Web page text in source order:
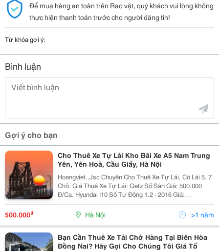
Để mua hàng an toàn trên Rao vặt, quý khách vui lòng không
thực hiện thanh toán trước cho người đăng tin!
Từ khóa gợi ý:
Bình luận
Gợi ý cho bạn
Cho Thuê Xe Tự Lái Kho Bãi Xe A5 Nam Trung
Yên, Yên Hoà, Cầu Giấy, Hà Nội
Hoangviet.,Jsc Chuyên Cho Thuê Xe Tự Lái, Có Lái 5, 7
Chỗ. Giá Thuê Xe Tự Lái: Getz Số Sàn Giá: 500.000
Đ/Ca. Hyundai I10 Số Tự Động 1.2 - 2016 Giá:
600.000Đ/Ca. Hyundai I10 Số Tự Động 1.2 - 2018 Giá:
650.000 Đ/Ca. Vios Limo 2010 Số
500.000₫ Hà Nội >1 năm
Bạn Cần Thuê Xe Tải Chở Hàng Tại Biên Hòa
Đồng Nai? Hãy Gọi Cho Chúng Tôi Giá Tố